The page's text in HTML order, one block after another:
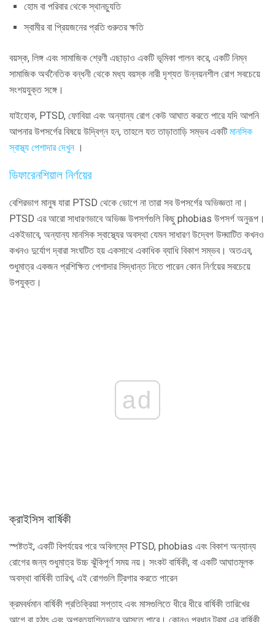
হোম বা পরিবার থেকে স্থানচ্যুতি
স্বামীর বা প্রিয়জনের প্রতি গুরুতর ক্ষতি
বয়স্ক, লিঙ্গ এবং সামাজিক শ্রেণী এছাড়াও একটি ভূমিকা পালন করে, একটি নিম্ন
সামাজিক অর্থনৈতিক বন্ধনী থেকে মধ্য বয়স্ক নারী দৃশ্যত উন্নয়নশীল রোগ সবচেয়ে
সংশয়যুক্ত সঙ্গে।
যাইহোক, PTSD, ফোবিয়া এবং অন্যান্য রোগ কেউ আঘাত করতে পারে যদি আপনি
আপনার উপসর্গের বিষয়ে উদ্বিগ্ন হন, তাহলে যত তাড়াতাড়ি সম্ভব একটিমানসিক
স্বাস্থ্য পেশাদার দেখুন ।
ডিফারেনশিয়াল নির্ণয়ের
বেশিরভাগ মানুষ যারা PTSD থেকে ভোগে না তারা সব উপসর্গের অভিজ্ঞতা না।
PTSD এর আরো সাধারণভাবে অভিজ্ঞ উপসর্গগুলি কিছু phobias উপসর্গ অনুরূপ।
একইভাবে, অন্যান্য মানসিক স্বাস্থ্যের অবস্থা যেমন সাধারণ উদ্বেগ উদ্ঘাটিত কখনও
কখনও দুর্যোগ দ্বারা সংঘটিত হয় একসাথে একাধিক ব্যাধি বিকাশ সম্ভব। অতএব,
শুধুমাত্র একজন প্রশিক্ষিত পেশাদার সিদ্ধান্ত নিতে পারেন কোন নির্ণয়ের সবচেয়ে
উপযুক্ত।
ad
ক্রাইসিস বার্ষিকী
স্পষ্টতই, একটি বিপর্যয়ের পরে অবিলম্বে PTSD, phobias এবং বিকাশ অন্যান্য
রোগের জন্য শুধুমাত্র উচ্চ ঝুঁকিপূর্ণ সময় নয়। সংকট বার্ষিকী, বা একটি আঘাতমূলক
অবস্থা বার্ষিকী তারিখ, এই রোগগুলি ট্রিগার করতে পারেন
ক্রমবর্ধমান বার্ষিকী প্রতিক্রিয়া সপ্তাহ এবং মাসগুলিতে ধীরে ধীরে বার্ষিকী তারিখের